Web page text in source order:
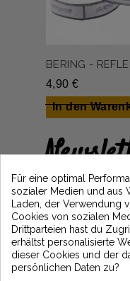
BERING -
4,90 €
In den
Erhalten Sie 5€
Bestellung,
über die
Nachrichten
*Dès 99€ d'achat. En vous
Für eine optimal
sozialer Medien und aus
Laden, der Verwendung
Cookies von sozialen
Drittparteien hast du
erhältst personalisierte
dieser Cookies und der
persönlichen Daten zu?